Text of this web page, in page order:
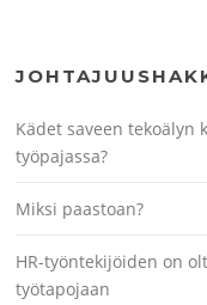
Kädet saveen tekoälyn
työpajassa?
Miksi paastoan?
HR-työntekijöiden on
työtapojaan